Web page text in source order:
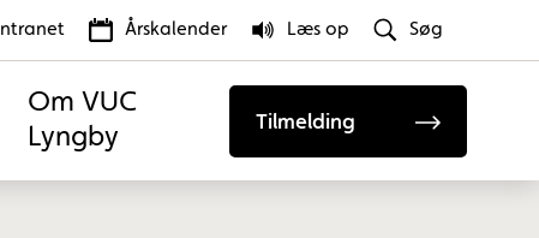
Intranet Årskalender Læs op Søg
Om VUC
Lyngby
Tilmelding